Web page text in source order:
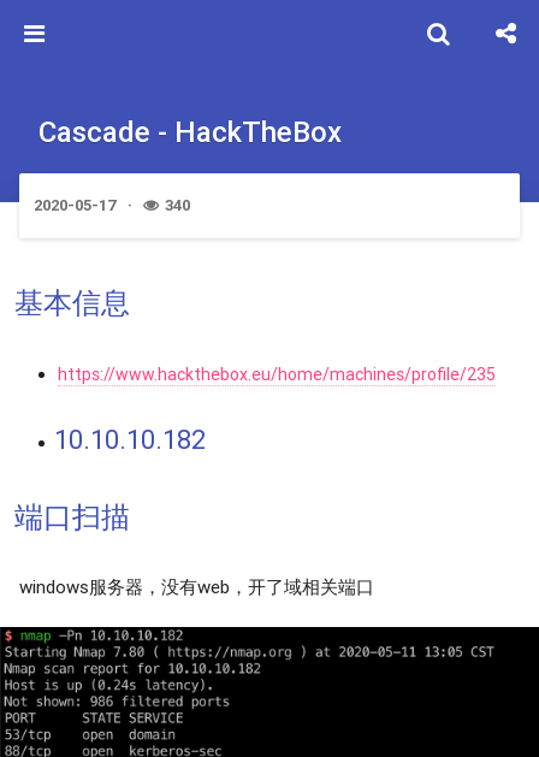
Cascade - HackTheBox
2020-05-17 340
基本信息
https://www.hackthebox.eu/home/machines/profile/235
10.10.10.182
端口扫描
windows服务器，没有web，开了域相关端口